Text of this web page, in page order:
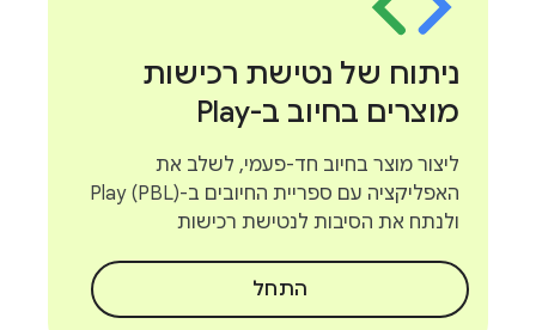
ניתוח של נטישת רכישות
מוצרים בחיוב ב-Play
ליצור מוצר בחיוב חד-פעמי, לשלב את
האפליקציה עם ספריית החיובים ב-Play (PBL)
ולנתח את הסיבות לנטישת רכישות
התחל